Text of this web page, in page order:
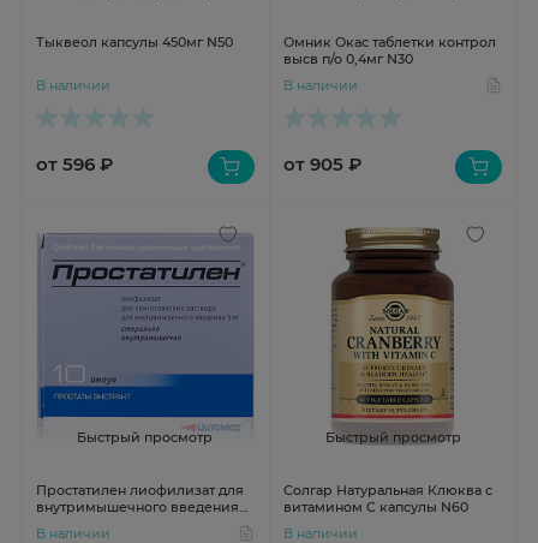
Тыквеол капсулы 450мг N50
В наличии
от 596 ₽
Омник Окас таблетки контрол
высв п/о 0,4мг N30
В наличии
от 905 ₽
Быстрый просмотр
Простатилен лиофилизат для
внутримышечного введения
В наличии
Быстрый просмотр
Солгар Натуральная Клюква с
витамином C капсулы N60
В наличии